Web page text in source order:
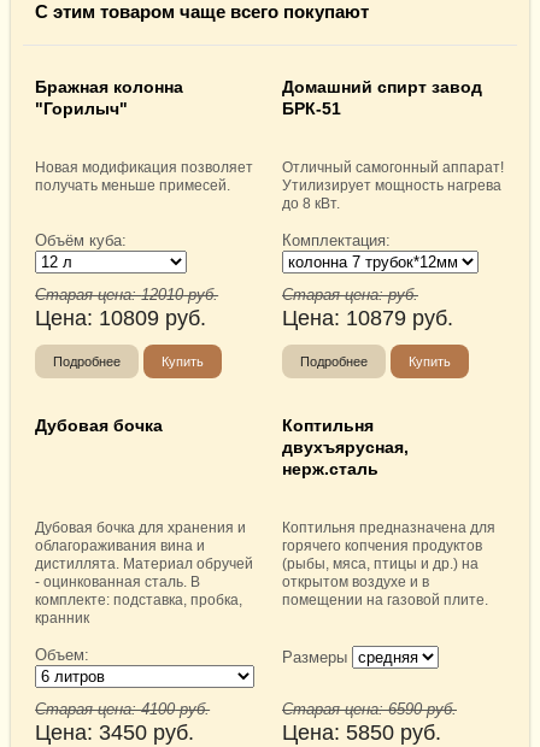
С этим товаром чаще всего покупают
Бражная колонна
"Горилыч"
Новая модификация позволяет
получать меньше примесей.
Объём куба:
Старая цена:12010руб.
Цена: 10809 руб.
Подробнее Купить
Домашний спирт завод
БРК-51
Отличный самогонный аппарат!
Утилизирует мощность нагрева
до 8 кВт.
Комплектация:
Старая цена:руб.
Цена: 10879 руб.
Подробнее Купить
Дубовая бочка
Дубовая бочка для хранения и
облагораживания вина и
дистиллята. Материал обручей
- оцинкованная сталь. В
комплекте: подставка, пробка,
кранник
Объем:
Старая цена:4100руб.
Цена: 3450 руб.
Коптильня
двухъярусная,
нерж.сталь
Коптильня предназначена для
горячего копчения продуктов
(рыбы, мяса, птицы и др.) на
открытом воздухе и в
помещении на газовой плите.
Размеры
Старая цена:6590руб.
Цена: 5850 руб.